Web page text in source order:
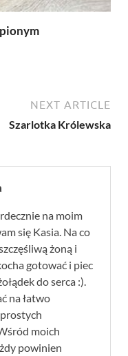
NEXT ARTICLE
Szarlotka Królewska
na moim
się Kasia. Na co
żoną i
gotować i piec
do serca :).
na łatwo
moich
powinien